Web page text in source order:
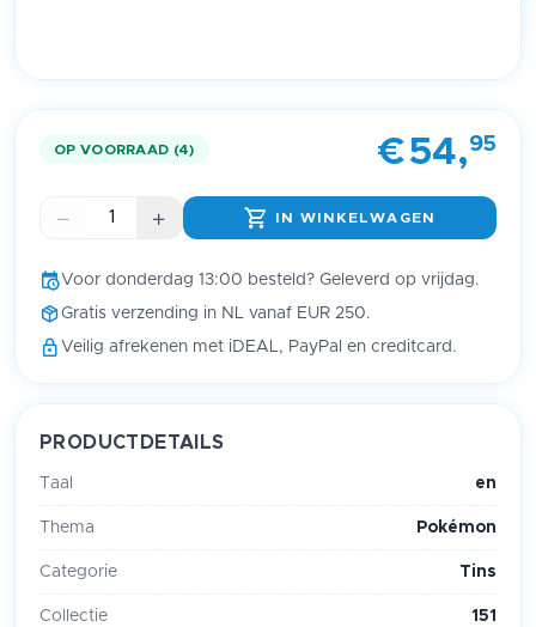
OP VOORRAAD (4) €54,95
IN WINKELWAGEN
Voor donderdag 13:00 besteld? Geleverd op vrijdag.
Gratis verzending in NL vanaf EUR 250.
Veilig afrekenen met iDEAL, PayPal en creditcard.
PRODUCTDETAILS
Taal en
Thema Pokémon
Categorie Tins
Collectie 151